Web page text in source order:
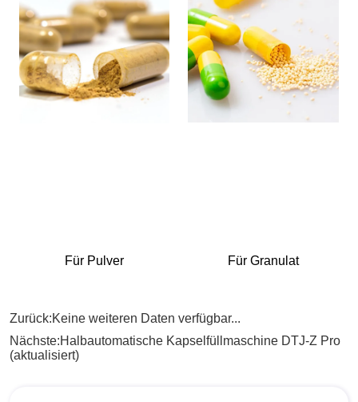
Zurück:Keine weiteren Daten verfügbar...
Nächste:Halbautomatische Kapselfüllmaschine DTJ-Z Pro
(aktualisiert)